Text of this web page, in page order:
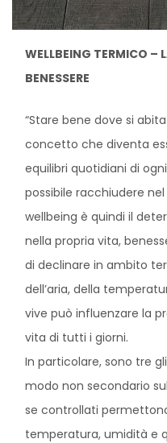
WELLBEING TERMICO –
BENESSERE
“Stare bene dove si
concetto che diventa
equilibri quotidiani di
possibile racchiudere nel
wellbeing è quindi il
nella propria vita,
di declinare in ambito
dell’aria, della
vive può influenzare la
vita di tutti i giorni.
In particolare, sono tre
modo non secondario
se controllati
temperatura, umidità e